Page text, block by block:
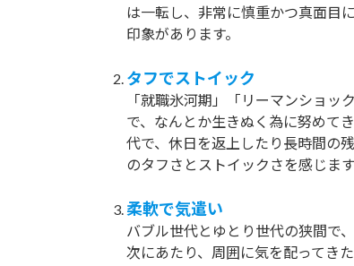
は一転し、非常に慎重かつ真面目
印象があります。
タフでストイック
「就職氷河期」「リーマンショ
で、なんとか生きぬく為に努めて
代で、休日を返上したり長時間の
のタフさとストイックさを感じます
柔軟で気遣い
バブル世代とゆとり世代の狭間で
次にあたり、周囲に気を配ってき